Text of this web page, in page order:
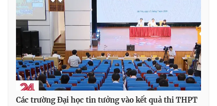
THỜI BÁO VTV
Theo dõi báo trên
Các trường Đại học tin tưởng vào kết quả thi THPT